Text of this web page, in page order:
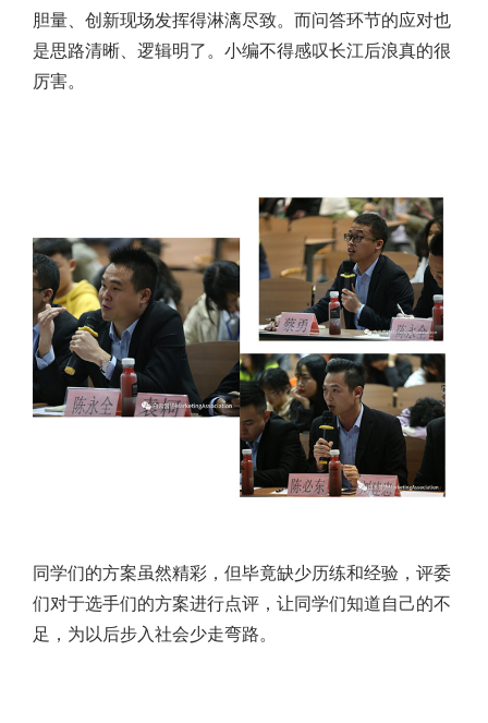
胆量、创新现场发挥得淋漓尽致。而问答环节的应对也
是思路清晰、逻辑明了。小编不得感叹长江后浪真的很
厉害。
同学们的方案虽然精彩，但毕竟缺少历练和经验，评委
们对于选手们的方案进行点评，让同学们知道自己的不
足，为以后步入社会少走弯路。